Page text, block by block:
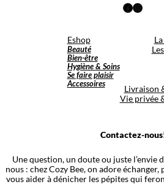
Facebook
Eshop
Beauté
Bien-être
Hygiène & Soins
Se faire plaisir
Accessoires
Livraison
Vie privée
Contactez-
Une question, un doute ou juste l’envie
nous : chez Cozy Bee, on adore
vous aider à dénicher les pépites qui